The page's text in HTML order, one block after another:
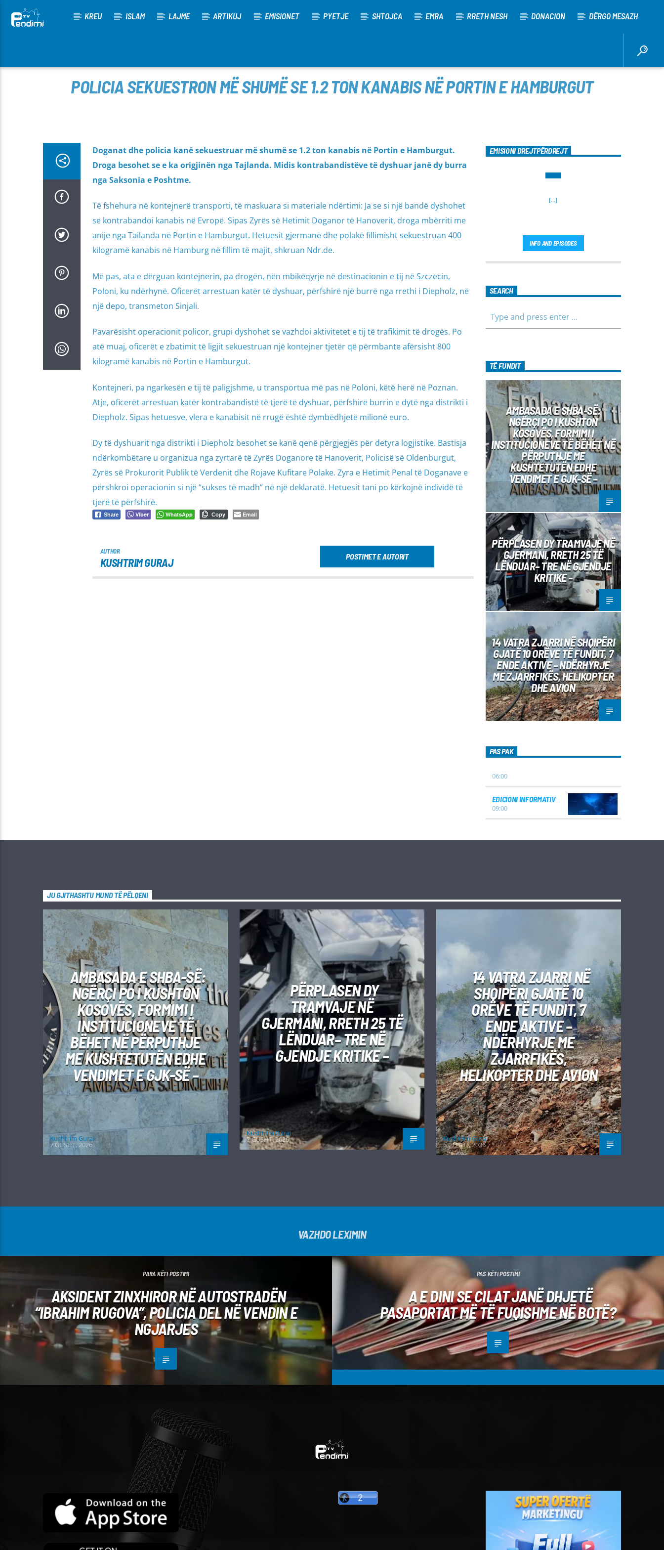
KREU ISLAM LAJME ARTIKUJ EMISIONET PYETJE SHTOJCA EMRA RRETH NESH DONACION DËRGO MESAZH
POLICIA SEKUESTRON MË SHUMË SE 1.2 TON KANABIS NË PORTIN E HAMBURGUT
Doganat dhe policia kanë sekuestruar më shumë se 1.2 ton kanabis në Portin e Hamburgut.
Droga besohet se e ka origjinën nga Tajlanda. Midis kontrabandistëve të dyshuar janë dy burra
nga Saksonia e Poshtme.
Të fshehura në kontejnerë transporti, të maskuara si materiale ndërtimi: Ja se si një bandë dyshohet
se kontrabandoi kanabis në Evropë. Sipas Zyrës së Hetimit Doganor të Hanoverit, droga mbërriti me
anije nga Tailanda në Portin e Hamburgut. Hetuesit gjermanë dhe polakë fillimisht sekuestruan 400
kilogramë kanabis në Hamburg në fillim të majit, shkruan Ndr.de.
Më pas, ata e dërguan kontejnerin, pa drogën, nën mbikëqyrje në destinacionin e tij në Szczecin,
Poloni, ku ndërhynë. Oficerët arrestuan katër të dyshuar, përfshirë një burrë nga rrethi i Diepholz, në
një depo, transmeton Sinjali.
Pavarësisht operacionit policor, grupi dyshohet se vazhdoi aktivitetet e tij të trafikimit të drogës. Po
atë muaj, oficerët e zbatimit të ligjit sekuestruan një kontejner tjetër që përmbante afërsisht 800
kilogramë kanabis në Portin e Hamburgut.
Kontejneri, pa ngarkesën e tij të paligjshme, u transportua më pas në Poloni, këtë herë në Poznan.
Atje, oficerët arrestuan katër kontrabandistë të tjerë të dyshuar, përfshirë burrin e dytë nga distrikti i
Diepholz. Sipas hetuesve, vlera e kanabisit në rrugë është dymbëdhjetë milionë euro.
Dy të dyshuarit nga distrikti i Diepholz besohet se kanë qenë përgjegjës për detyra logjistike. Bastisja
ndërkombëtare u organizua nga zyrtarë të Zyrës Doganore të Hanoverit, Policisë së Oldenburgut,
Zyrës së Prokurorit Publik të Verdenit dhe Rojave Kufitare Polake. Zyra e Hetimit Penal të Doganave e
përshkroi operacionin si një “sukses të madh” në një deklaratë. Hetuesit tani po kërkojnë individë të
tjerë të përfshirë.
Share Viber WhatsApp Copy Email
AUTHOR
KUSHTRIM GURAJ POSTIMET E AUTORIT
EMISIONI DREJTPËRDREJT
[...]
INFO AND EPISODES
SEARCH
TË FUNDIT
AMBASADA E SHBA-SË:
NGËRÇI PO I KUSHTON
KOSOVËS, FORMIMI I
INSTITUCIONEVE TË BËHET NË
PËRPUTHJE ME
KUSHTETUTËN EDHE
VENDIMET E GJK-SË –
PËRPLASEN DY TRAMVAJE NË
GJERMANI, RRETH 25 TË
LËNDUAR– TRE NË GJENDJE
KRITIKE –
14 VATRA ZJARRI NË SHQIPËRI
GJATË 10 ORËVE TË FUNDIT, 7
ENDE AKTIVE – NDËRHYRJE
ME ZJARRFIKËS, HELIKOPTER
DHE AVION
PAS PAK
06:00
EDICIONI INFORMATIV
09:00
JU GJITHASHTU MUND TË PËLQENI
AMBASADA E SHBA-SË:
NGËRÇI PO I KUSHTON
KOSOVËS, FORMIMI I
INSTITUCIONEVE TË
BËHET NË PËRPUTHJE
ME KUSHTETUTËN EDHE
VENDIMET E GJK-SË –
Kushtrim Guraj
7 GUSHT, 2026
PËRPLASEN DY
TRAMVAJE NË
GJERMANI, RRETH 25 TË
LËNDUAR– TRE NË
GJENDJE KRITIKE –
Kushtrim Guraj
7 GUSHT, 2026
14 VATRA ZJARRI NË
SHQIPËRI GJATË 10
ORËVE TË FUNDIT, 7
ENDE AKTIVE –
NDËRHYRJE ME
ZJARRFIKËS,
HELIKOPTER DHE AVION
Kushtrim Guraj
6 GUSHT, 2026
VAZHDO LEXIMIN
PARA KËTI POSTIMI
AKSIDENT ZINXHIROR NË AUTOSTRADËN
“IBRAHIM RUGOVA”, POLICIA DEL NË VENDIN E
NGJARJES
PAS KËTI POSTIMI
A E DINI SE CILAT JANË DHJETË
PASAPORTAT MË TË FUQISHME NË BOTË?